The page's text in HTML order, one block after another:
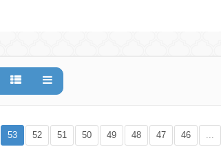
...
46
47
48
49
50
51
52
53